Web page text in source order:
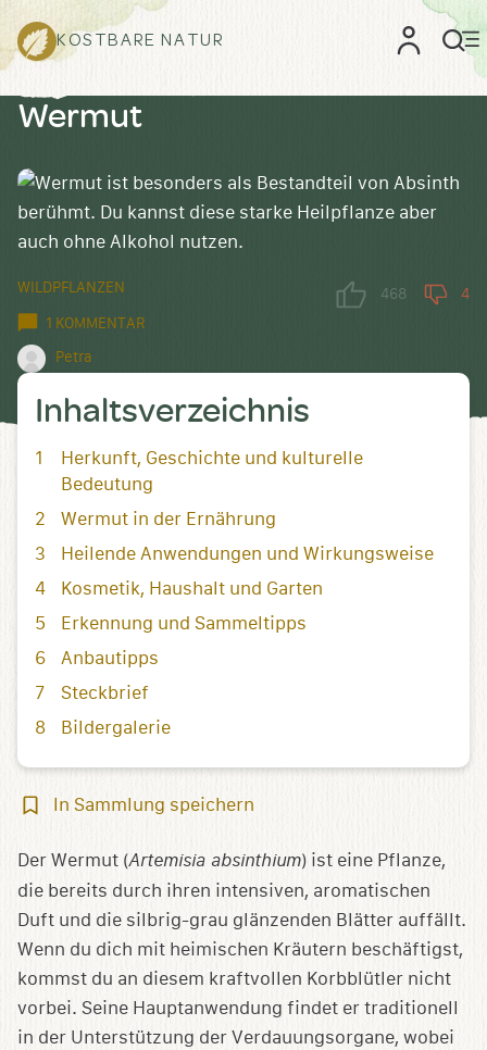
KOSTBARE NATUR
Wermut
WILDPFLANZEN
1 KOMMENTAR
Petra
468 4
Inhaltsverzeichnis
Herkunft, Geschichte und kulturelle
Bedeutung
Wermut in der Ernährung
Heilende Anwendungen und Wirkungsweise
Kosmetik, Haushalt und Garten
Erkennung und Sammeltipps
Anbautipps
Steckbrief
Bildergalerie
In
speichern
In Sammlung speichern
Der Wermut (Artemisia absinthium) ist eine Pflanze,
die bereits durch ihren intensiven, aromatischen
Duft und die silbrig-grau glänzenden Blätter auffällt.
Wenn du dich mit heimischen Kräutern beschäftigst,
kommst du an diesem kraftvollen Korbblütler nicht
vorbei. Seine Hauptanwendung findet er traditionell
in der Unterstützung der Verdauungsorgane, wobei